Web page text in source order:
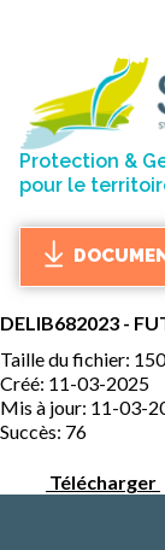
Protection &
pour le
DELIB682023 -
Taille du fichier:
Créé: 11-03-2025
Mis à jour: 11-03-
Succès: 76
Télécharger